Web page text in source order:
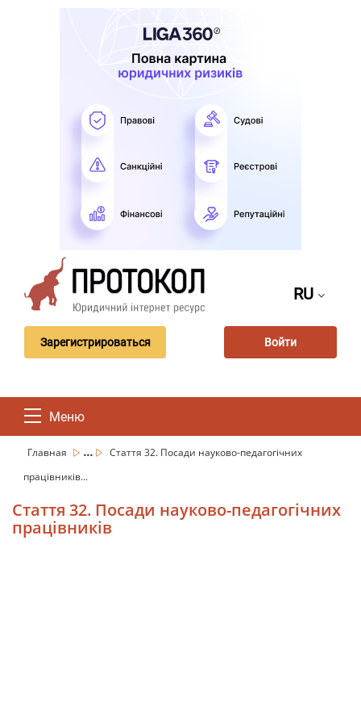
RU
Зарегистрироваться Войти
Меню
Главная ...
Стаття 32. Посади науково-педагогічних
працівників...
Стаття 32. Посади науково-педагогічних
працівників